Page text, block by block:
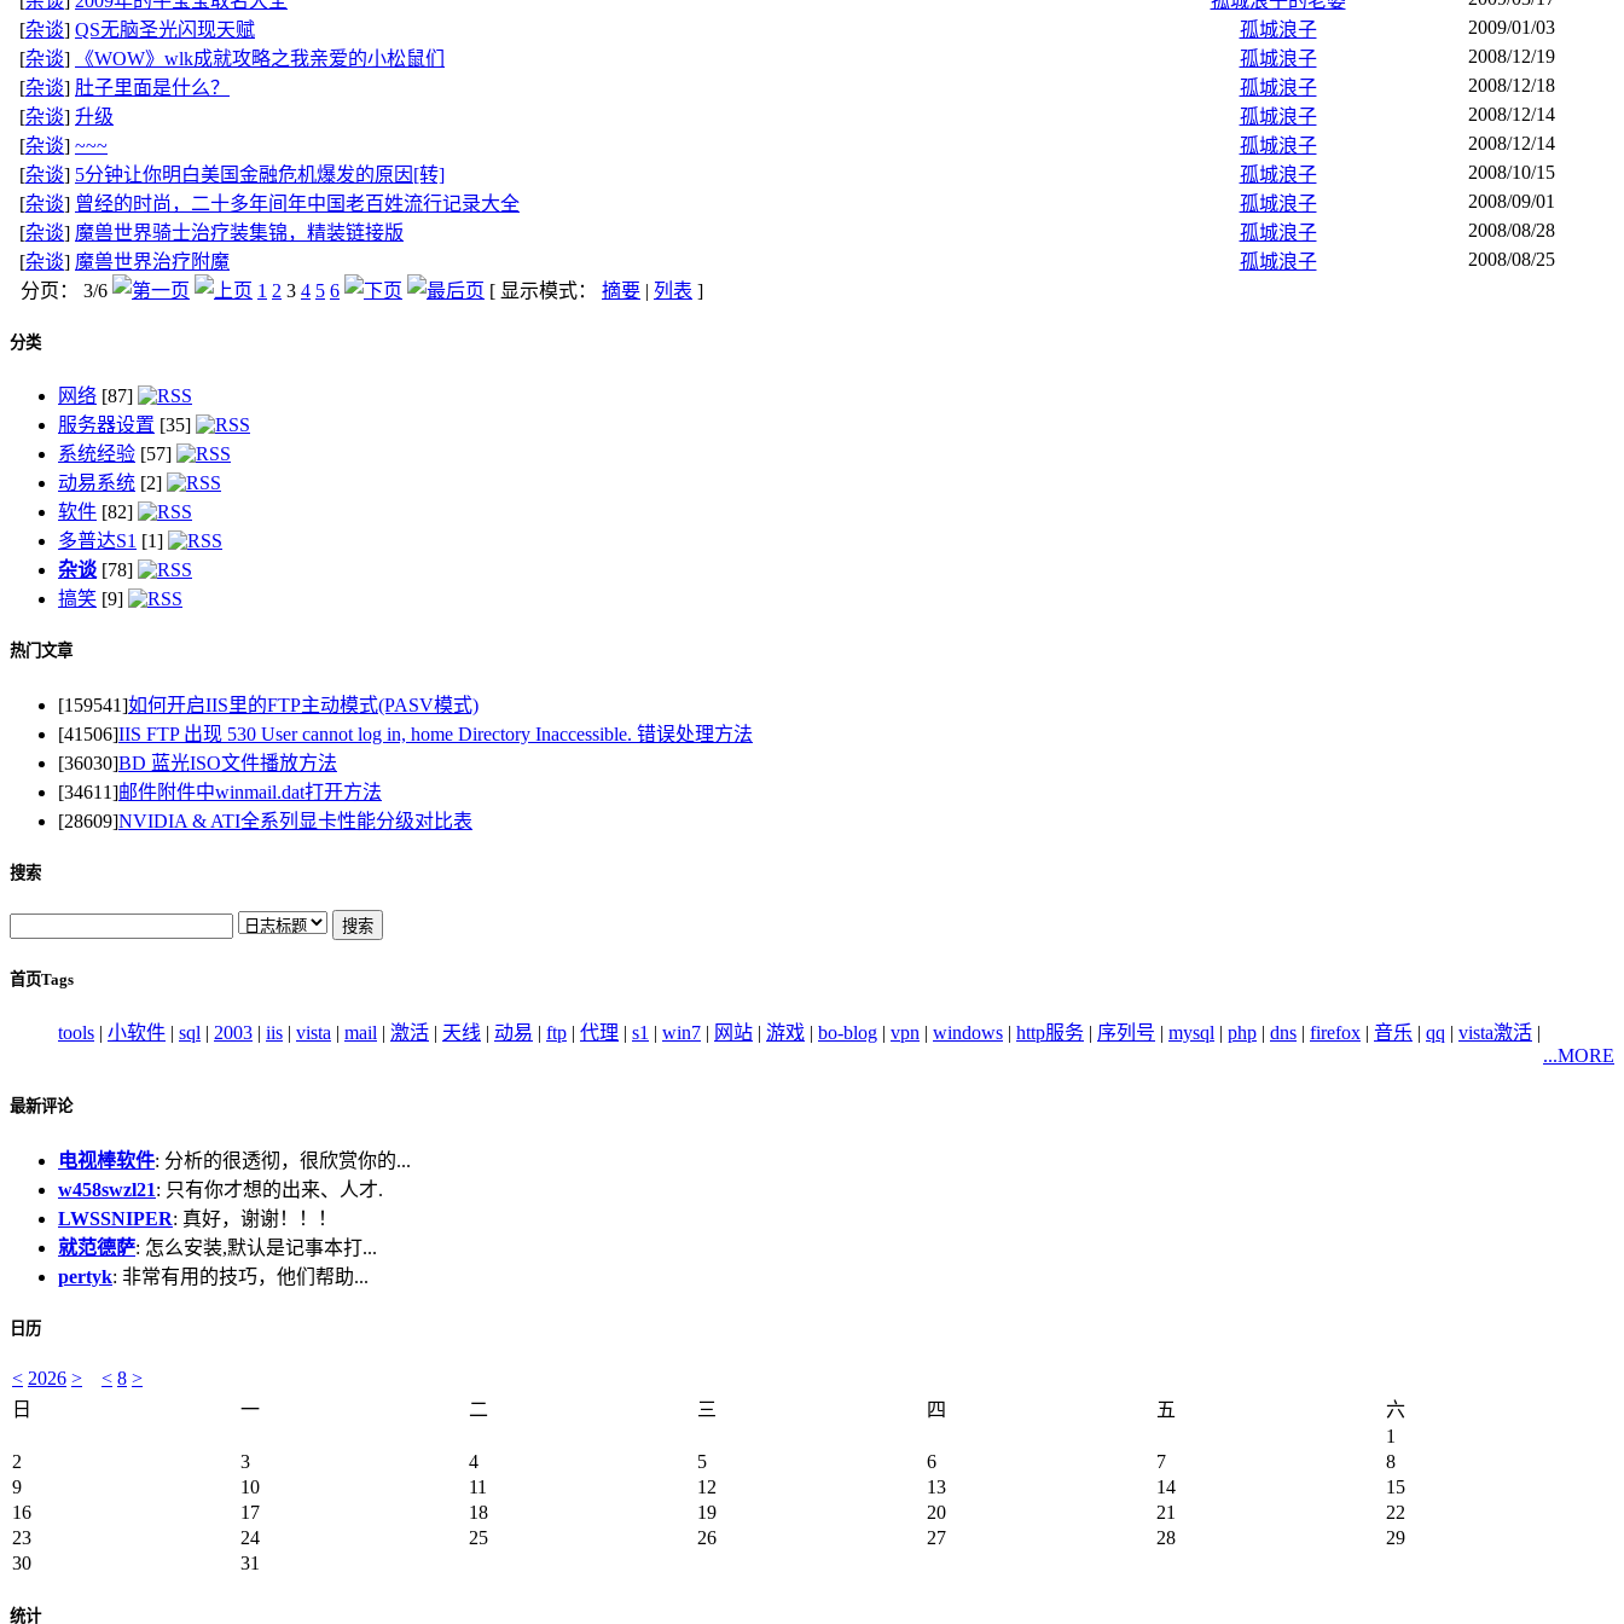
[杂谈] QS无脑圣光闪现天赋 孤城浪子
2009/01/03
[杂谈] 《WOW》wlk成就攻略之我亲爱的小松鼠们 孤城浪子
2008/12/19
[杂谈] 肚子里面是什么？ 孤城浪子
2008/12/18
[杂谈] 升级 孤城浪子
2008/12/14
[杂谈] ~~~ 孤城浪子
2008/12/14
[杂谈] 5分钟让你明白美国金融危机爆发的原因[转] 孤城浪子
2008/10/15
[杂谈] 曾经的时尚，二十多年间年中国老百姓流行记录大全 孤城浪子
2008/09/01
[杂谈] 魔兽世界骑士治疗装集锦，精装链接版 孤城浪子
2008/08/28
[杂谈] 魔兽世界治疗附魔 孤城浪子
2008/08/25
分页： 3/6
1 2 3 4 5 6 [ 显示模式： 摘要 | 列表 ]
分类
网络 [87]
服务器设置 [35]
系统经验 [57]
动易系统 [2]
软件 [82]
多普达S1 [1]
杂谈 [78]
搞笑 [9]
热门文章
[159541]如何开启IIS里的FTP主动模式(PASV模式)
[41506]IIS FTP 出现 530 User cannot log in, home Directory Inaccessible. 错误处理方法
[36030]BD 蓝光ISO文件播放方法
[34611]邮件附件中winmail.dat打开方法
[28609]NVIDIA & ATI全系列显卡性能分级对比表
搜索
首页Tags
tools | 小软件 | sql | 2003 | iis | vista | mail | 激活 | 天线 | 动易 | ftp | 代理 | s1 | win7 | 网站 | 游戏 | bo-blog | vpn | windows | http服务 | 序列号 | mysql | php | dns | firefox | 音乐 | qq | vista激活 |
...MORE
最新评论
电视棒软件: 分析的很透彻，很欣赏你的...
w458swzl21: 只有你才想的出来、人才.
LWSSNIPER: 真好，谢谢！！！
就范德萨: 怎么安装,默认是记事本打...
pertyk: 非常有用的技巧，他们帮助...
日历
< 2026 > < 8 >
日
一 二 三 四 五
六
1
2
3 4 5 6 7
8
9
10 11 12 13 14
15
16
17 18 19 20 21
22
23
24 25 26 27 28
29
30
31
统计